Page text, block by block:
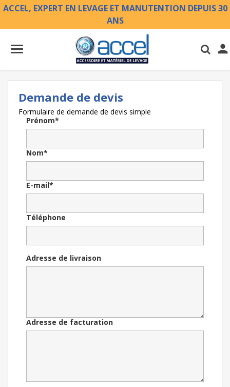
ACCEL, EXPERT EN LEVAGE ET MANUTENTION DEPUIS 30
ANS

Demande de devis
Formulaire de demande de devis simple
Prénom*
Nom*
E-mail*
Téléphone
Adresse de livraison
Adresse de facturation